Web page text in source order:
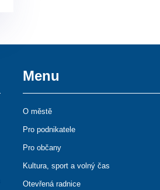
Menu
O městě
Pro podnikatele
Pro občany
Kultura, sport a volný čas
Otevřená radnice